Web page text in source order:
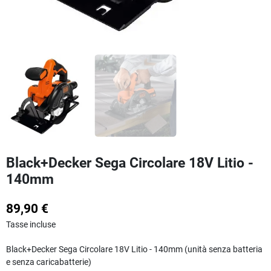
Black+Decker Sega Circolare 18V Litio -
140mm
89,90 €
Tasse incluse
Black+Decker Sega Circolare 18V Litio - 140mm (unità senza batteria
e senza caricabatterie)